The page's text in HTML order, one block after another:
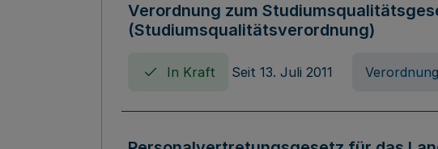
Verordnung zum
(Studiumsqualitätsverordnung)
In Kraft Seit 13. Juli 2011 Verordnung